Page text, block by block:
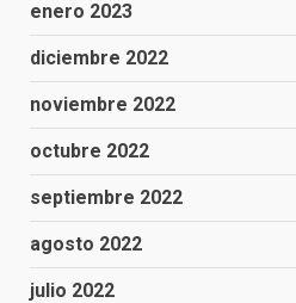
enero 2023
diciembre 2022
noviembre 2022
octubre 2022
septiembre 2022
agosto 2022
julio 2022